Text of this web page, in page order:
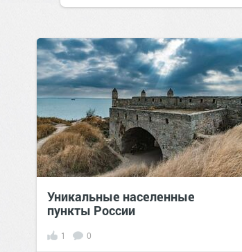
Уникальные населенные
пункты России
1 0